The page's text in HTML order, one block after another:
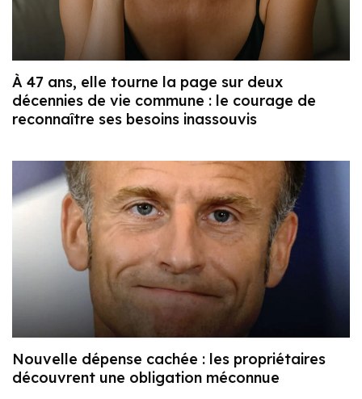
À 47 ans, elle tourne la page sur deux
décennies de vie commune : le courage de
reconnaître ses besoins inassouvis
Nouvelle dépense cachée : les propriétaires
découvrent une obligation méconnue